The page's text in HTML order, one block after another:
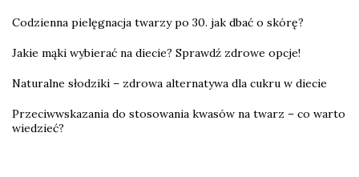
Codzienna pielęgnacja twarzy po 30. jak dbać o skórę?
Jakie mąki wybierać na diecie? Sprawdź zdrowe opcje!
Naturalne słodziki – zdrowa alternatywa dla cukru w diecie
Przeciwwskazania do stosowania kwasów na twarz – co warto
wiedzieć?